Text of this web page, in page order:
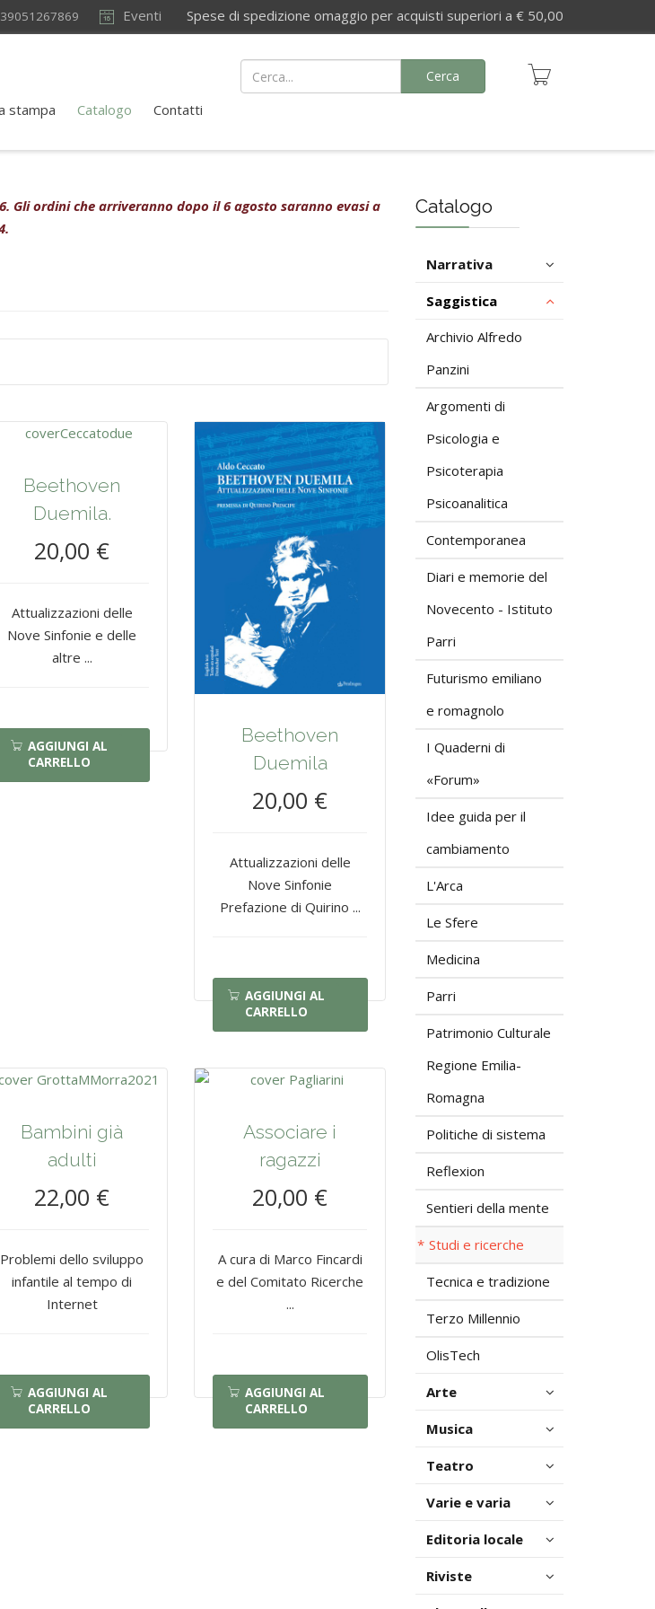
Eventi Spese di spedizione omaggio per acquisti superiori a € 50,00
stampa Catalogo Contatti
Cerca
Gli ordini che arriveranno dopo il 6 agosto saranno evasi a
Beethoven
Duemila.
20,00 €
Attualizzazioni delle
Nove Sinfonie e delle
altre ...
AGGIUNGI AL
CARRELLO
Beethoven
Duemila
20,00 €
Attualizzazioni delle
Nove Sinfonie
Prefazione di Quirino ...
AGGIUNGI AL
CARRELLO
Bambini già
adulti
22,00 €
Problemi dello sviluppo
infantile al tempo di
Internet
AGGIUNGI AL
CARRELLO
Associare i
ragazzi
20,00 €
A cura di Marco Fincardi
e del Comitato Ricerche
...
AGGIUNGI AL
CARRELLO
Catalogo
Narrativa
Saggistica
Archivio Alfredo
Panzini
Argomenti di
Psicologia e
Psicoterapia
Psicoanalitica
Contemporanea
Diari e memorie del
Novecento - Istituto
Parri
Futurismo emiliano
e romagnolo
I Quaderni di
«Forum»
Idee guida per il
cambiamento
L'Arca
Le Sfere
Medicina
Parri
Patrimonio Culturale
Regione Emilia-
Romagna
Politiche di sistema
Reflexion
Sentieri della mente
Studi e ricerche
Tecnica e tradizione
Terzo Millennio
OlisTech
Arte
Musica
Teatro
Varie e varia
Editoria locale
Riviste